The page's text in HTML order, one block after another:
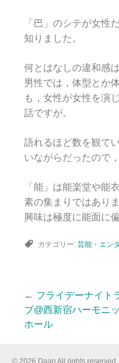
「巴」のシテが女性
知りました。
何とはなしの違和感
男性では，体型とか
も，女性が女性を演
話ですが。
語れるほど数を観て
いながらだったので
「能」は能楽堂や能
素の集まりではあり
興味は極度に能面に
カテゴリー: 芸能・エン
投
稿
← フライデーナイト
ブ@西新宿ハーモニ
ホール
© 2026 Daan All rights reserved.